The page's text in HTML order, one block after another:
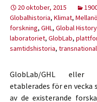
20 oktober, 2015
Globalhistoria, Klimat,
forskning, GHL, Global
laboratoriet, GlobLab,
samtidshistoria,
GlobLab/GHL eller
etablerades för en vecka
av de existerande